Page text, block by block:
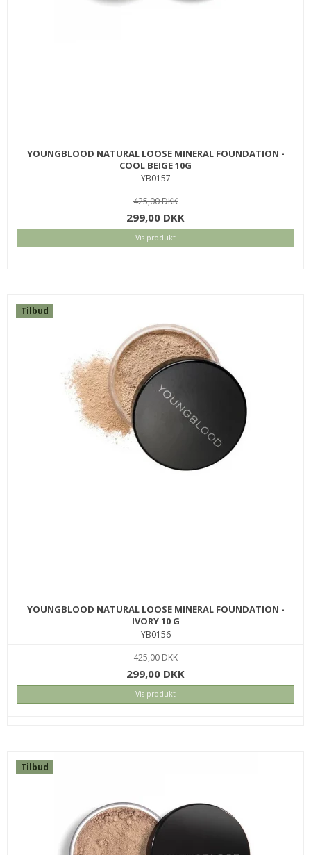
YOUNGBLOOD NATURAL LOOSE MINERAL FOUNDATION -
COOL BEIGE 10G
YB0157
425,00 DKK
299,00 DKK
Vis produkt
Tilbud
YOUNGBLOOD NATURAL LOOSE MINERAL FOUNDATION -
IVORY 10 G
YB0156
425,00 DKK
299,00 DKK
Vis produkt
Tilbud